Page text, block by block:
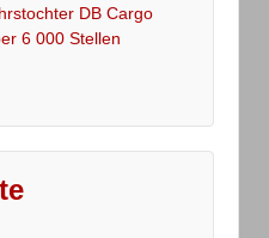
DB Cargo
6 000 Stellen